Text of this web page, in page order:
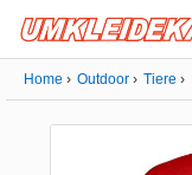
Home Outdoor Tiere